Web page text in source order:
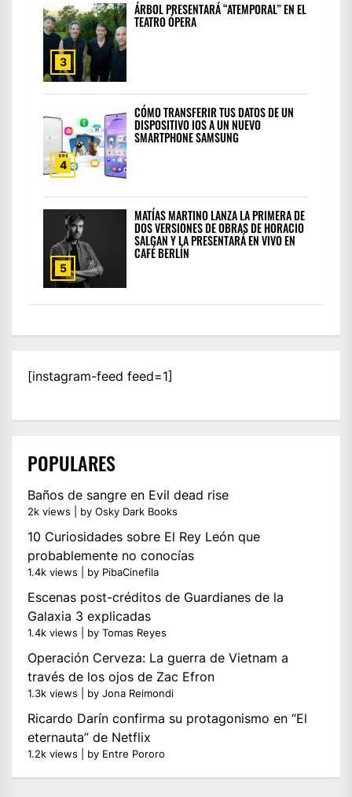
3
ÁRBOL PRESENTARÁ “ATEMPORAL” EN EL
TEATRO ÓPERA
4
CÓMO TRANSFERIR TUS DATOS DE UN
DISPOSITIVO IOS A UN NUEVO
SMARTPHONE SAMSUNG
5
MATÍAS MARTINO LANZA LA PRIMERA DE
DOS VERSIONES DE OBRAS DE HORACIO
SALGAN Y LA PRESENTARÁ EN VIVO EN
CAFÉ BERLÍN
[instagram-feed feed=1]
POPULARES
Baños de sangre en Evil dead rise
2k views by Osky Dark Books
10 Curiosidades sobre El Rey León que
probablemente no conocías
1.4k views by PibaCinefila
Escenas post-créditos de Guardianes de la
Galaxia 3 explicadas
1.4k views by Tomas Reyes
Operación Cerveza: La guerra de Vietnam a
través de los ojos de Zac Efron
1.3k views by Jona Reimondi
Ricardo Darín confirma su protagonismo en “El
eternauta” de Netflix
1.2k views by Entre Pororo